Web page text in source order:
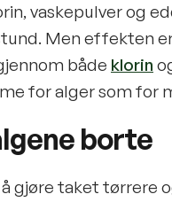
vaskepulver og
Men effekten
både klorin
for alger som for
borte
gjøre taket